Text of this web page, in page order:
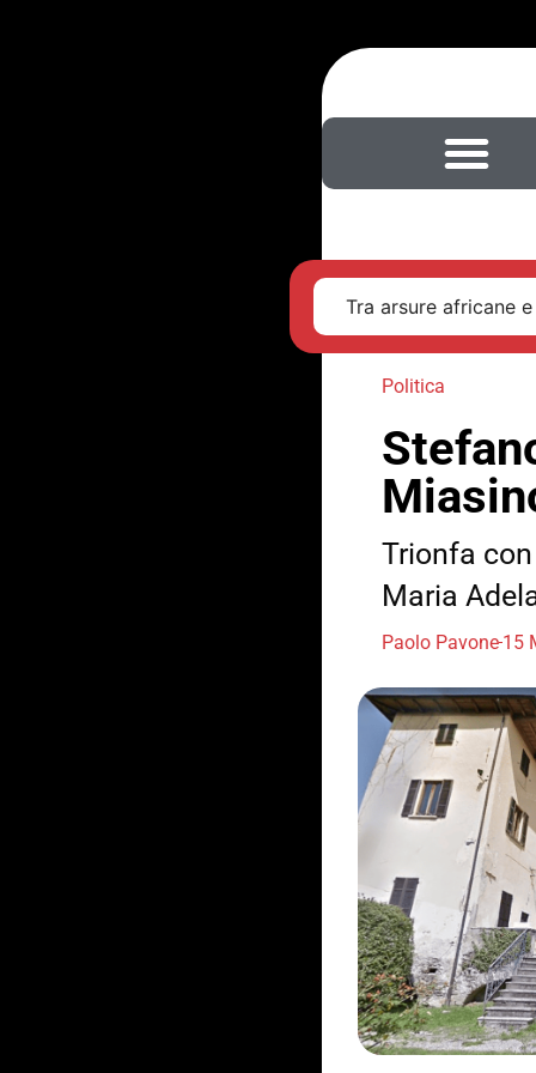
Tra arsure africane
Politica
Trionfa
Maria
Paolo Pavone15